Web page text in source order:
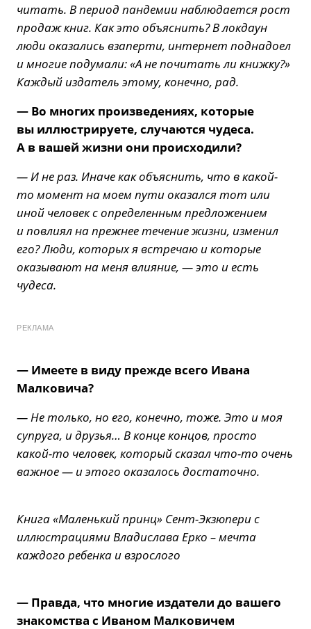
читать. В период пандемии наблюдается рост
продаж книг. Как это объяснить? В локдаун
люди оказались взаперти, интернет поднадоел
и многие подумали: «А не почитать ли книжку?»
Каждый издатель этому, конечно, рад.
— Во многих произведениях, которые
вы иллюстрируете, случаются чудеса.
А в вашей жизни они происходили?
— И не раз. Иначе как объяснить, что в какой-
то момент на моем пути оказался тот или
иной человек с определенным предложением
и повлиял на прежнее течение жизни, изменил
его? Люди, которых я встречаю и которые
оказывают на меня влияние, — это и есть
чудеса.
РЕКЛАМА
— Имеете в виду прежде всего Ивана
Малковича?
— Не только, но его, конечно, тоже. Это и моя
супруга, и друзья… В конце концов, просто
какой-то человек, который сказал что-то очень
важное — и этого оказалось достаточно.
Книга «Маленький принц» Сент-Экзюпери с
иллюстрациями Владислава Ерко – мечта
каждого ребенка и взрослого
— Правда, что многие издатели до вашего
знакомства с Иваном Малковичем